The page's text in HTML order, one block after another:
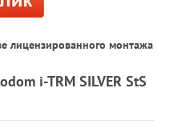
лицензированного монтажа
i-TRM SILVER StS